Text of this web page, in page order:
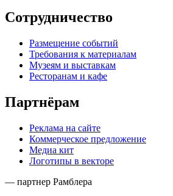
Сотрудничество
Размещение событий
Требования к материалам
Музеям и выставкам
Ресторанам и кафе
Партнёрам
Реклама на сайте
Коммерческое предложение
Медиа кит
Логотипы в векторе
— партнер Рамблера